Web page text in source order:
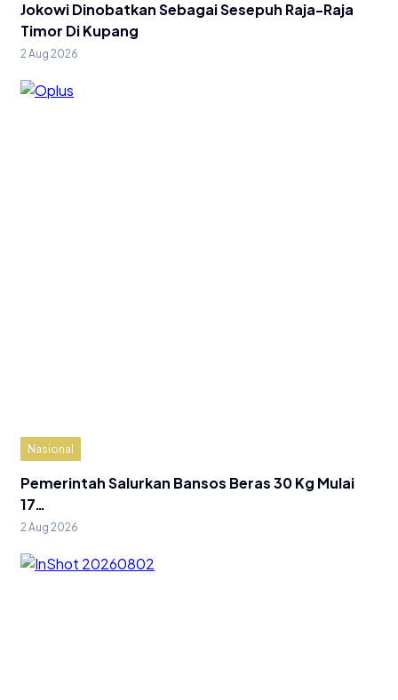
Jokowi Dinobatkan Sebagai Sesepuh Raja-Raja
Timor Di Kupang
2 Aug 2026
Nasional
Pemerintah Salurkan Bansos Beras 30 Kg Mulai
17…
2 Aug 2026